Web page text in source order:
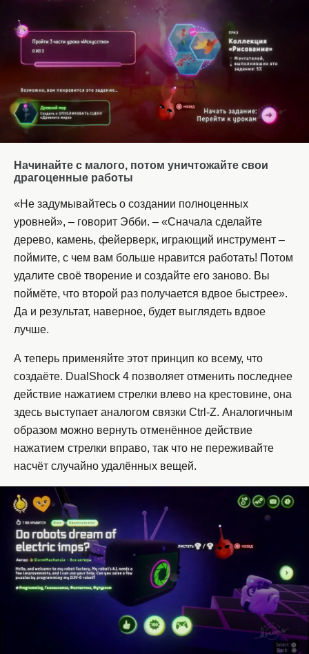
Начинайте с малого, потом уничтожайте свои
драгоценные работы
«Не задумывайтесь о создании полноценных
уровней», – говорит Эбби. – «Сначала сделайте
дерево, камень, фейерверк, играющий инструмент –
поймите, с чем вам больше нравится работать! Потом
удалите своё творение и создайте его заново. Вы
поймёте, что второй раз получается вдвое быстрее».
Да и результат, наверное, будет выглядеть вдвое
лучше.
А теперь применяйте этот принцип ко всему, что
создаёте. DualShock 4 позволяет отменить последнее
действие нажатием стрелки влево на крестовине, она
здесь выступает аналогом связки Ctrl-Z. Аналогичным
образом можно вернуть отменённое действие
нажатием стрелки вправо, так что не переживайте
насчёт случайно удалённых вещей.